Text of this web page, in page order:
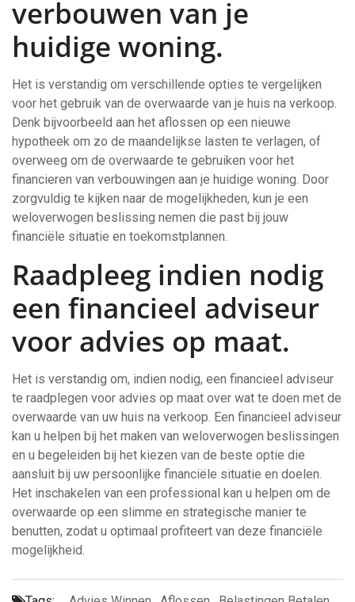
verbouwen van je
huidige woning.
Het is verstandig om verschillende opties te vergelijken
voor het gebruik van de overwaarde van je huis na verkoop.
Denk bijvoorbeeld aan het aflossen op een nieuwe
hypotheek om zo de maandelijkse lasten te verlagen, of
overweeg om de overwaarde te gebruiken voor het
financieren van verbouwingen aan je huidige woning. Door
zorgvuldig te kijken naar de mogelijkheden, kun je een
weloverwogen beslissing nemen die past bij jouw
financiële situatie en toekomstplannen.
Raadpleeg indien nodig
een financieel adviseur
voor advies op maat.
Het is verstandig om, indien nodig, een financieel adviseur
te raadplegen voor advies op maat over wat te doen met de
overwaarde van uw huis na verkoop. Een financieel adviseur
kan u helpen bij het maken van weloverwogen beslissingen
en u begeleiden bij het kiezen van de beste optie die
aansluit bij uw persoonlijke financiële situatie en doelen.
Het inschakelen van een professional kan u helpen om de
overwaarde op een slimme en strategische manier te
benutten, zodat u optimaal profiteert van deze financiële
mogelijkheid.